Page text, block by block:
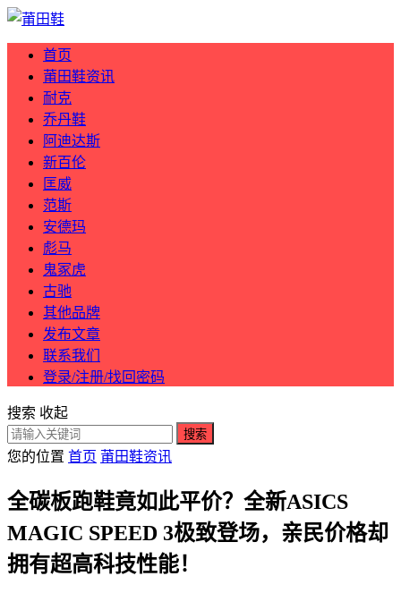
首页
莆田鞋资讯
耐克
乔丹鞋
阿迪达斯
新百伦
匡威
范斯
安德玛
彪马
鬼冢虎
古驰
其他品牌
发布文章
联系我们
登录/注册/找回密码
搜索 收起
搜索
您的位置 首页 莆田鞋资讯
全碳板跑鞋竟如此平价？全新ASICS
MAGIC SPEED 3极致登场，亲民价格却
拥有超高科技性能！